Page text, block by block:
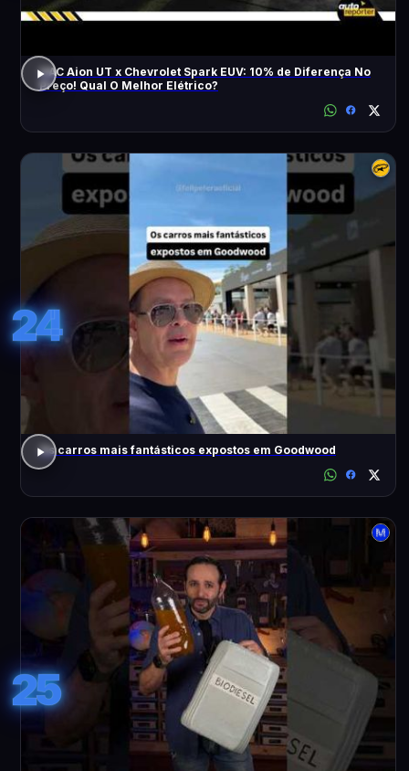
GAC Aion UT x Chevrolet Spark EUV: 10% de Diferença No
Preço! Qual O Melhor Elétrico?
24
Os carros mais fantásticos expostos em Goodwood
25